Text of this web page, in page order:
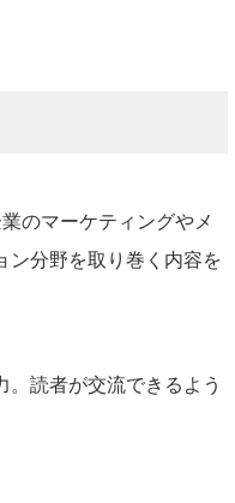
のマーケティングやメ
ン分野を取り巻く内容を
読者が交流できるよう